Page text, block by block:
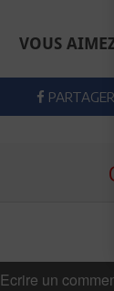
VOUS
PARTAGER
Ecrire un